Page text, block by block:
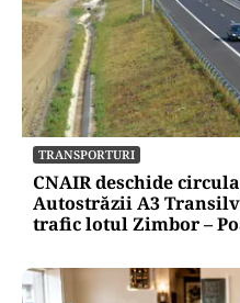
TRANSPORTURI
CNAIR deschide
Autostrăzii A3
trafic lotul Zimbor –